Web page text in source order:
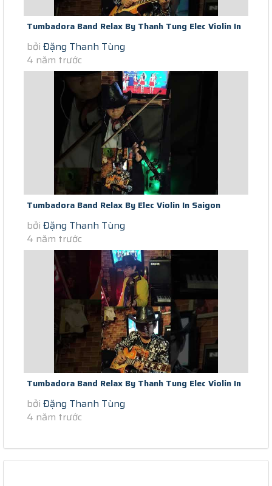
Tumbadora Band Relax By Thanh Tung Elec Violin In
Saigon Scocial Distance...
bởi Đặng Thanh Tùng
4 năm trước
Tumbadora Band Relax By Elec Violin In Saigon
Lockdown Make You Feel My...
bởi Đặng Thanh Tùng
4 năm trước
Tumbadora Band Relax By Thanh Tung Elec Violin In
Saigon Scocial Distance...
bởi Đặng Thanh Tùng
4 năm trước